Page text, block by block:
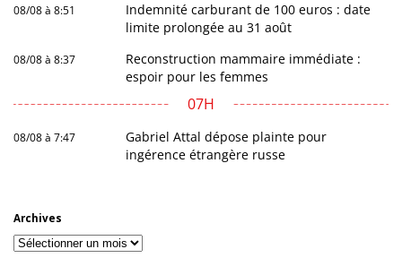
08/08 à 8:51
Indemnité carburant de 100 euros : date
limite prolongée au 31 août
08/08 à 8:37
Reconstruction mammaire immédiate :
espoir pour les femmes
07H
08/08 à 7:47
Gabriel Attal dépose plainte pour
ingérence étrangère russe
Archives
Archives